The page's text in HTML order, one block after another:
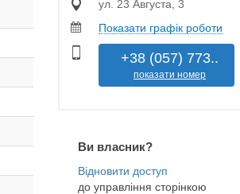
ул. 23 Августа, 3
Показати графік роботи
+38 (057) 773..
показати номер
Ви власник?
до управління сторінкою